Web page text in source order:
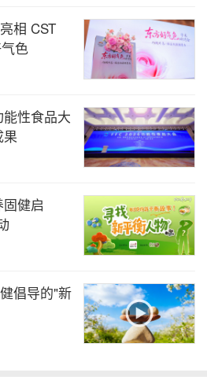
执行官、无限极（中国）有限
感言："新平衡主义 ICON"
文化的深厚底蕴，又寓意
于生活沃土，根深叶茂，浚
过这个icon，让更多人的健康
生活产生向往，进而行动起
春的觉醒、夏的共振，一场国
华养生智慧，正照进现代生活
相 CST
色
性食品大
健启
倡导的"新